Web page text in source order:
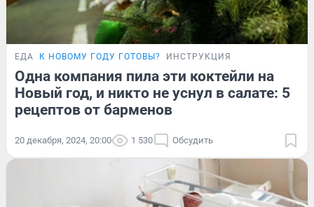
ЕДА К НОВОМУ ГОДУ ГОТОВЫ? ИНСТРУКЦИЯ
Одна компания пила эти коктейли на
Новый год, и никто не уснул в салате: 5
рецептов от барменов
20 декабря, 2024, 20:00 1 530 Обсудить